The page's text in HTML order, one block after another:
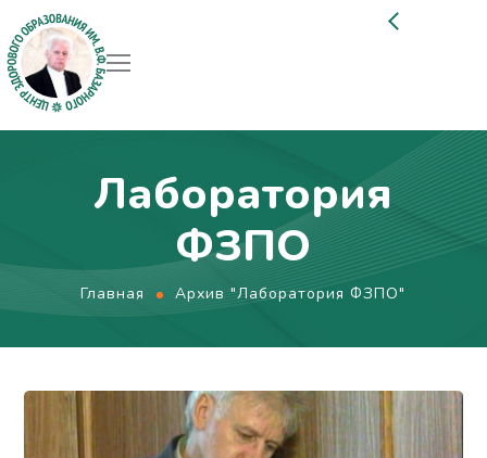
Лаборатория
ФЗПО
Главная Архив "Лаборатория ФЗПО"